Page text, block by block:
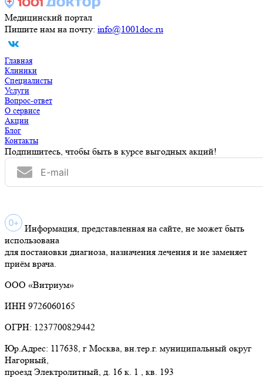
Медицинский портал
Пишите нам на почту: info@1001doc.ru
Главная
Клиники
Специалисты
Услуги
Вопрос-ответ
О сервисе
Акции
Блог
Контакты
Подпишитесь, чтобы быть в курсе выгодных акций!
Информация, представленная на сайте, не может быть
использована
для постановки диагноза, назначения лечения и не заменяет
приём врача.
ООО «Витриум»
ИНН 9726060165
ОГРН: 1237700829442
Юр.Адрес: 117638, г Москва, вн.тер.г. муниципальный округ
Нагорный,
проезд Электролитный, д. 16 к. 1 , кв. 193